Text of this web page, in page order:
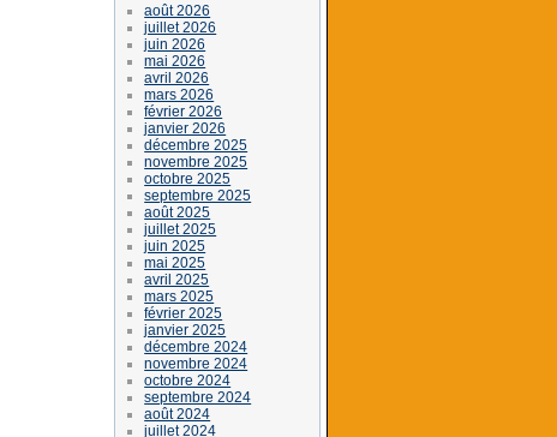
août 2026
juillet 2026
juin 2026
mai 2026
avril 2026
mars 2026
février 2026
janvier 2026
décembre 2025
novembre 2025
octobre 2025
septembre 2025
août 2025
juillet 2025
juin 2025
mai 2025
avril 2025
mars 2025
février 2025
janvier 2025
décembre 2024
novembre 2024
octobre 2024
septembre 2024
août 2024
juillet 2024